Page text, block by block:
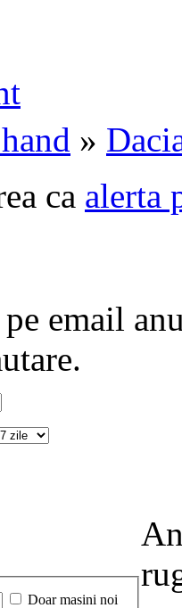
»
ca alerta
email
Doar masini noi